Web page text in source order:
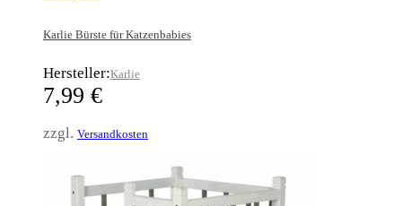
Karlie Bürste für Katzenbabies
Hersteller:Karlie
7,99 €
zzgl. Versandkosten